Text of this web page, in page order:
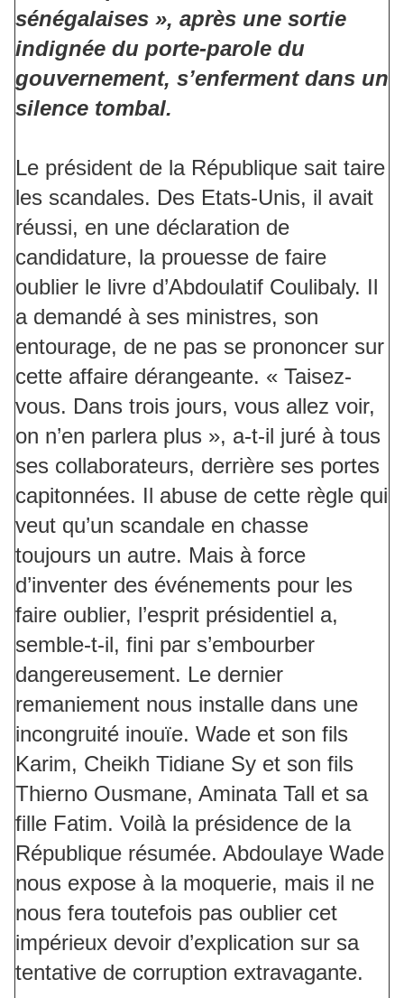
sénégalaises », après une sortie
indignée du porte-parole du
gouvernement, s’enferment dans un
silence tombal.
Le président de la République sait taire
les scandales. Des Etats-Unis, il avait
réussi, en une déclaration de
candidature, la prouesse de faire
oublier le livre d’Abdoulatif Coulibaly. Il
a demandé à ses ministres, son
entourage, de ne pas se prononcer sur
cette affaire dérangeante. « Taisez-
vous. Dans trois jours, vous allez voir,
on n’en parlera plus », a-t-il juré à tous
ses collaborateurs, derrière ses portes
capitonnées. Il abuse de cette règle qui
veut qu’un scandale en chasse
toujours un autre. Mais à force
d’inventer des événements pour les
faire oublier, l’esprit présidentiel a,
semble-t-il, fini par s’embourber
dangereusement. Le dernier
remaniement nous installe dans une
incongruité inouïe. Wade et son fils
Karim, Cheikh Tidiane Sy et son fils
Thierno Ousmane, Aminata Tall et sa
fille Fatim. Voilà la présidence de la
République résumée. Abdoulaye Wade
nous expose à la moquerie, mais il ne
nous fera toutefois pas oublier cet
impérieux devoir d’explication sur sa
tentative de corruption extravagante.